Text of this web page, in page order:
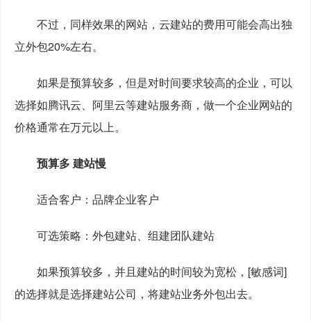
不过，同样效果的网站，云建站的费用可能会高出独
立外包20%左右。
如果是预算较多，但是对时间要求较高的企业，可以
选择如腾讯云、阿里云等建站服务商，做一个企业网站的
价格通常在万元以上。
预算多 建站慢
适合客户：品牌企业客户
可选策略：外包建站、组建团队建站
如果预算较多，并且建站的时间较为宽松，[敏感词]
的选择就是选择建站公司，将建站业务外包出去。